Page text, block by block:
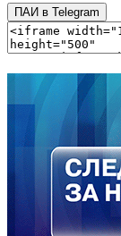
ПАИ в Telegram